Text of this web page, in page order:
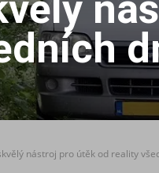
nástroj pro útěk od reality